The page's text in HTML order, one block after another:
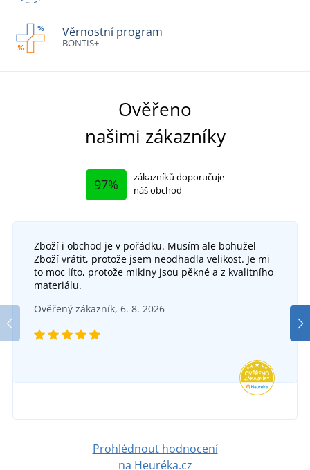
Věrnostní program
BONTIS+
Ověřeno
našimi zákazníky
97%
zákazníků doporučuje
náš obchod
Zboží i obchod je v pořádku. Musím ale bohužel
Zboží vrátit, protože jsem neodhadla velikost. Je mi
to moc líto, protože mikiny jsou pěkné a z kvalitního
materiálu.
Ověřený zákazník, 6. 8. 2026
Prohlédnout hodnocení
na Heuréka.cz